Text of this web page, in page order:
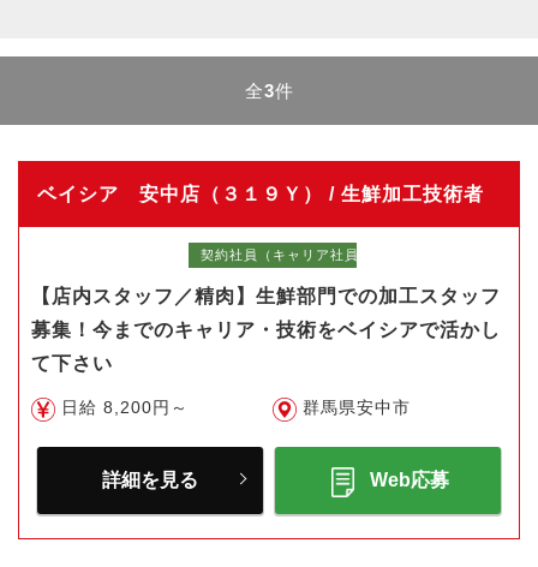
全3件
ベイシア 安中店（３１９Ｙ） / 生鮮加工技術者
契約社員（キャリア社員）
【店内スタッフ／精肉】生鮮部門での加工スタッフ
募集！今までのキャリア・技術をベイシアで活かし
て下さい
日給 8,200円～ 群馬県安中市
詳細を見る Web応募